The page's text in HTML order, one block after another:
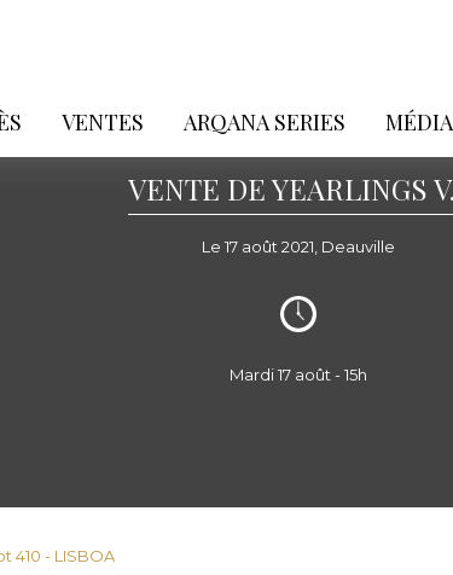
VENTES ARQANA SERIES MÉDIA
VENTE DE YEARLINGS
Le 17 août 2021, Deauville
Mardi 17 août - 15h
410 - LISBOA